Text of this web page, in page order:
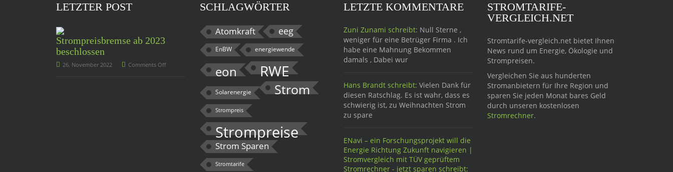
LETZTER POST
Strompreisbremse ab 2023
beschlossen
26. November 2022 Comments Off
SCHLAGWÖRTER
Atomkraft eeg
EnBW energiewende
eon RWE
Solarenergie Strom
Strompreis
Strompreise
Strom Sparen
Stromtarife
LETZTE KOMMENTARE
Zuni Zunami schreibt: Null Sterne ,
weniger für eine Betrüger Firma . Ich
habe eine Mahnung Bekommen
damals , Dabei wur
Hans Brandt schreibt: Vielen Dank für
diesen Ratschlag. Es ist wahr, dass es
schwierig ist, zu Weihnachten Strom
zu spare
ENavi – ein Forschungsprojekt will die
Energie Richtung Zukunft navigieren |
Stromvergleich mit TÜV geprüftem
Stromrechner - jetzt sparen schreibt:
STROMTARIFE-
VERGLEICH.NET
Stromtarife-vergleich.net bietet Ihnen
News rund um Energie, Ökologie und
Strompreisen.
Vergleichen Sie aus hunderten
Stromanbietern für Ihre Region und
sparen Sie jeden Monat bares Geld
durch unseren kostenlosen
Stromrechner.